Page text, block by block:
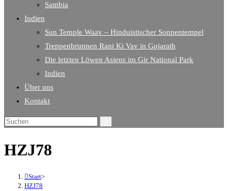
Sambia
Indien
Sun Temple Waav – Hinduistischer Sonnentempel
Treppenbrunnen Rani Ki Vav in Gujarath
Die letzten Löwen Asiens im Gir National Park
Indien
Über uns
Kontakt
HZJ78
Start>
HZJ78